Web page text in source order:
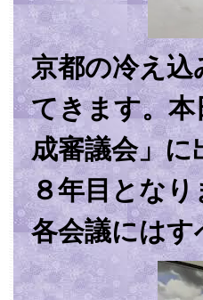
京都の冷え
てきます。本
成審議会」
８年目とな
各会議には